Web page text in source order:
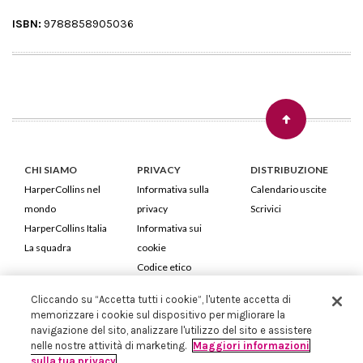
ISBN: 9788858905036
CHI SIAMO
HarperCollins nel
mondo
HarperCollins Italia
La squadra
PRIVACY
Informativa sulla
privacy
Informativa sui
cookie
Codice etico
DISTRIBUZIONE
Calendario uscite
Scrivici
HarperCollins Italia S.p.A. Viale Monte Nero, 84 - 20135 Milano
Cod. Fiscale e P.IVA 05946780151 - Capitale Sociale 258.250 €
Iscritta in Milano al Registro delle imprese nr.198004 e REA nr.1051898
Cliccando su “Accetta tutti i cookie”, l'utente accetta di
memorizzare i cookie sul dispositivo per migliorare la
navigazione del sito, analizzare l'utilizzo del sito e assistere
nelle nostre attività di marketing. Maggiori informazioni